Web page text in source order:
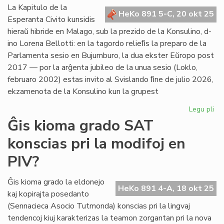
HeKo 891 5-C, 20 okt 25
La Kapitulo de la
Esperanta Civito kunsidis
hieraŭ hibride en Malago, sub la prezido de la Konsulino, d-
ino Lorena Bellotti: en la tagordo relieﬁs la preparo de la
Parlamenta sesio en Bujumburo, la dua ekster Eŭropo post
2017 — por la arĝenta jubileo de la unua sesio (Loklo,
februaro 2002) estas invito al Svislando ﬁne de julio 2026,
ekzamenota de la Konsulino kun la grupest
Legu pli
Ĝis kioma grado SAT
konscias pri la modifoj en
PIV?
HeKo 891 4-A, 18 okt 25
Ĝis kioma grado la eldonejo
kaj kopirajta posedanto
(Sennacieca Asocio Tutmonda) konscias pri la lingvaj
tendencoj kiuj karakterizas la teamon zorgantan pri la nova